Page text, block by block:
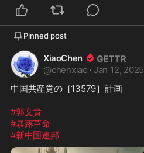
Pinned post
XiaoChen
@chenxiao · Jan 12, 2025
中国共産党の［13579］計画
#郭文貴
#暴露革命
#新中国連邦